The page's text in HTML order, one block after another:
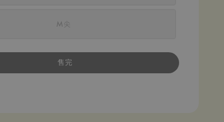
M尖
售完